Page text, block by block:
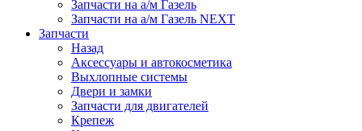
Запчасти на а/м Газель
Запчасти на а/м Газель NEXT
Запчасти
Назад
Аксессуары и автокосметика
Выхлопные системы
Двери и замки
Запчасти для двигателей
Крепеж